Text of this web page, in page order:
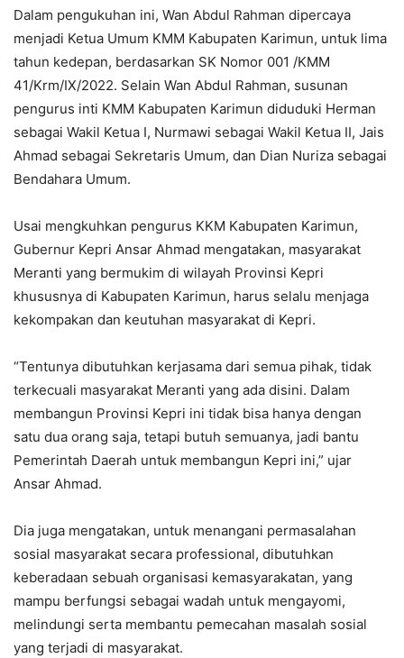
Dalam pengukuhan ini, Wan Abdul Rahman dipercaya
menjadi Ketua Umum KMM Kabupaten Karimun, untuk lima
tahun kedepan, berdasarkan SK Nomor 001 /KMM
41/Krm/IX/2022. Selain Wan Abdul Rahman, susunan
pengurus inti KMM Kabupaten Karimun diduduki Herman
sebagai Wakil Ketua I, Nurmawi sebagai Wakil Ketua II, Jais
Ahmad sebagai Sekretaris Umum, dan Dian Nuriza sebagai
Bendahara Umum.
Usai mengkuhkan pengurus KKM Kabupaten Karimun,
Gubernur Kepri Ansar Ahmad mengatakan, masyarakat
Meranti yang bermukim di wilayah Provinsi Kepri
khususnya di Kabupaten Karimun, harus selalu menjaga
kekompakan dan keutuhan masyarakat di Kepri.
“Tentunya dibutuhkan kerjasama dari semua pihak, tidak
terkecuali masyarakat Meranti yang ada disini. Dalam
membangun Provinsi Kepri ini tidak bisa hanya dengan
satu dua orang saja, tetapi butuh semuanya, jadi bantu
Pemerintah Daerah untuk membangun Kepri ini,” ujar
Ansar Ahmad.
Dia juga mengatakan, untuk menangani permasalahan
sosial masyarakat secara professional, dibutuhkan
keberadaan sebuah organisasi kemasyarakatan, yang
mampu berfungsi sebagai wadah untuk mengayomi,
melindungi serta membantu pemecahan masalah sosial
yang terjadi di masyarakat.